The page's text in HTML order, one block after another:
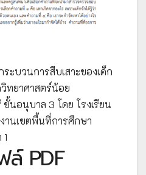
ะบวนการสืบเสาะของเด็ก
ทยาศาสตร์น้อย
ชั้นอนุบาล 3 โดย โรงเรียน
านเขตพื้นที่การศึกษา
ล์ PDF